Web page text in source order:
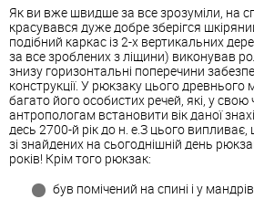
Як ви вже швидше за все зрозуміли, на
красувався дуже добре зберігся
подібний каркас із 2-х вертикальних
за все зроблених з ліщини) виконував
знизу горизонтальні поперечини
конструкції. У рюкзаку цього
багато його особистих речей, які, у свою
антропологам встановити вік даної
десь 2700-й рік до н. е.З цього
зі знайдених на сьогоднішній день
років! Крім того рюкзак:
був помічений на спині і у